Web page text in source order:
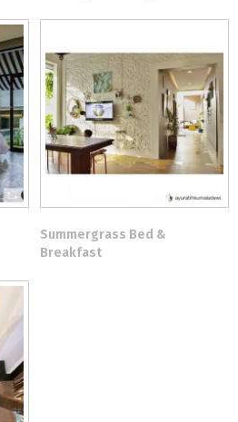
Summergrass Bed &
Breakfast